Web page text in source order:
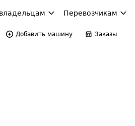
Перевозчикам
Добавить машину Заказы